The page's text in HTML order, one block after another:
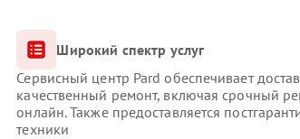
Широкий спектр услуг
Сервисный центр Pard обеспечивает
качественный ремонт, включая срочный
онлайн. Также предоставляется
техники